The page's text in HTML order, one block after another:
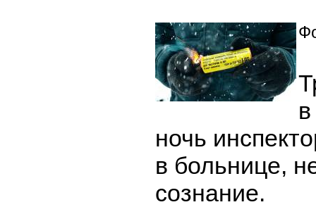
ночь
в больнице,
сознание.